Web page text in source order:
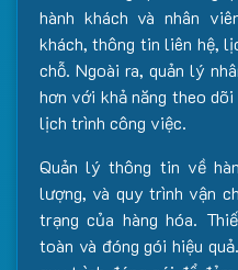
hành khách và nhân
khách, thông tin liên hệ,
chỗ. Ngoài ra, quản lý
hơn với khả năng theo
lịch trình công việc.
Quản lý thông tin về
lượng, và quy trình vận
trạng của hàng hóa.
toàn và đóng gói hiệu